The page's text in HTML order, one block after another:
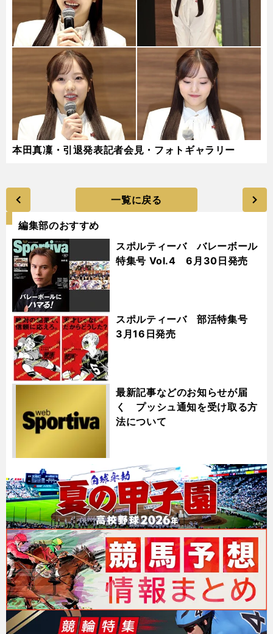
本田真凜・引退発表記者会見・フォトギャラリー
一覧に戻る
編集部のおすすめ
スポルティーバ バレーボール
特集号 Vol.4 6月30日発売
スポルティーバ 部活特集号
3月16日発売
最新記事などのお知らせが届
く プッシュ通知を受け取る方
法について